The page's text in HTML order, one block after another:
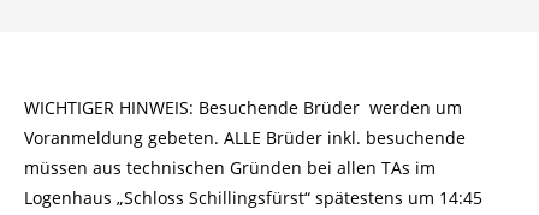
WICHTIGER HINWEIS: Besuchende Brüder werden um
Voranmeldung gebeten. ALLE Brüder inkl. besuchende
müssen aus technischen Gründen bei allen TAs im
Logenhaus „Schloss Schillingsfürst“ spätestens um 14:45